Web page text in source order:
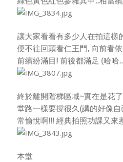
讓大家看看有多少人在拍這樣
便不往回頭看仁王門, 向前看
前繽紛滿目! 前後都滿足 (哈哈
終於離開階梯區域~實在是花
堂路一樣要撐很久(講的好像自
常愉悅啊!!! 經典拍照功課又來
本堂